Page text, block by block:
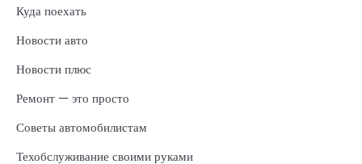
Куда поехать
Новости авто
Новости плюс
Ремонт — это просто
Советы автомобилистам
Техобслуживание своими руками